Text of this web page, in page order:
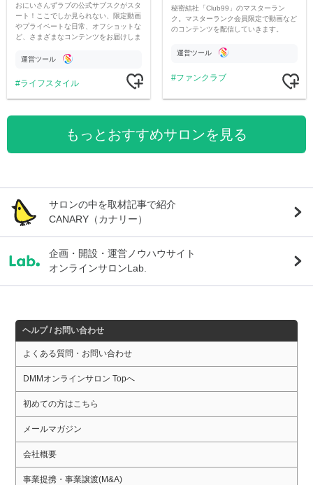
おにいさんずラブの公式サブスクがスタ
ート！ここでしか見られない、限定動画
やプライベートな日常、オフショットな
ど、さまざまなコンテンツをお届けしま
運営ツール
ライフスタイル
秘密結社「Club99」のマスターラン
ク。マスターランク会員限定で動画など
のコンテンツを配信していきます。
運営ツール
ファンクラブ
もっとおすすめサロンを見る
サロンの中を取材記事で紹介
CANARY（カナリー）
企画・開設・運営ノウハウサイト
オンラインサロンLab.
ヘルプ / お問い合わせ
よくある質問・お問い合わせ
DMMオンラインサロン Topへ
初めての方はこちら
メールマガジン
会社概要
事業提携・事業譲渡(M&A)